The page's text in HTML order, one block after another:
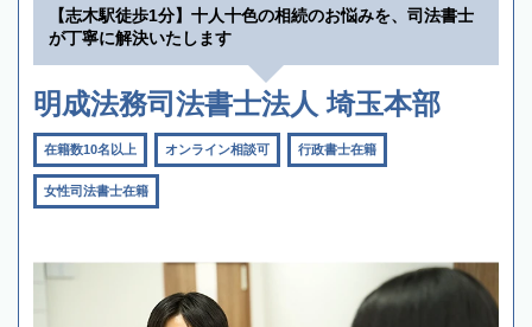
【志木駅徒歩1分】十人十色の相続のお悩みを、司法書士
が丁寧に解決いたします
明成法務司法書士法人 埼玉本部
在籍数10名以上 オンライン相談可 行政書士在籍
女性司法書士在籍